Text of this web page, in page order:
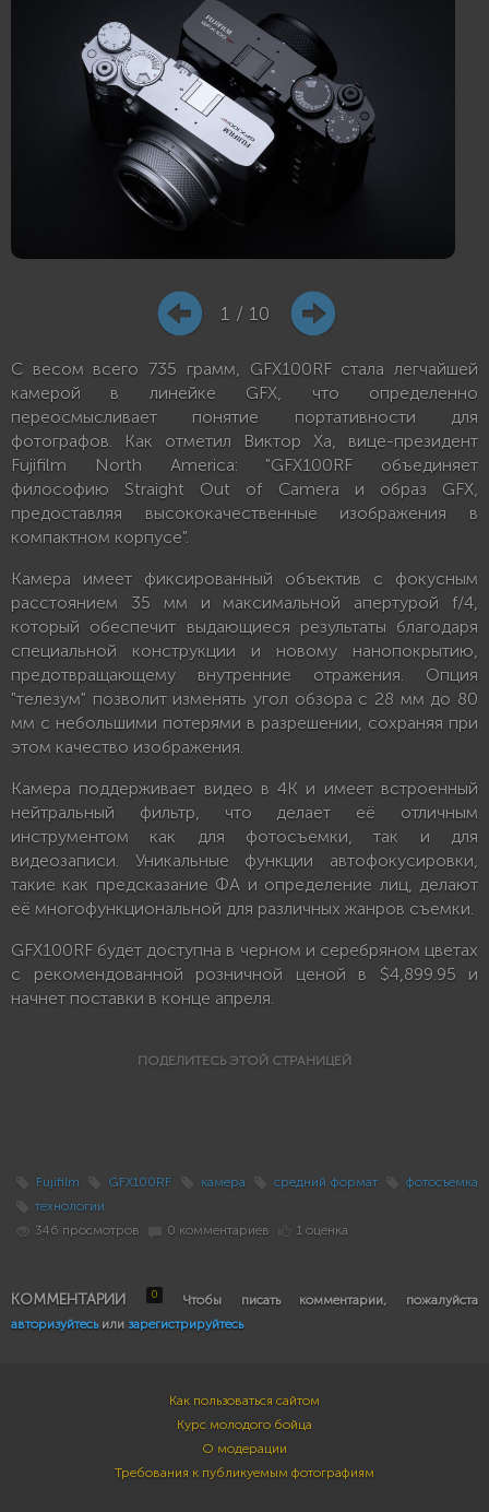
1 / 10
С весом всего 735 грамм, GFX100RF стала легчайшей
камерой в линейке GFX, что определенно
переосмысливает понятие портативности для
фотографов. Как отметил Виктор Ха, вице-президент
Fujifilm North America: "GFX100RF объединяет
философию Straight Out of Camera и образ GFX,
предоставляя высококачественные изображения в
компактном корпусе".
Камера имеет фиксированный объектив с фокусным
расстоянием 35 мм и максимальной апертурой f/4,
который обеспечит выдающиеся результаты благодаря
специальной конструкции и новому нанопокрытию,
предотвращающему внутренние отражения. Опция
"телезум" позволит изменять угол обзора с 28 мм до 80
мм с небольшими потерями в разрешении, сохраняя при
этом качество изображения.
Камера поддерживает видео в 4K и имеет встроенный
нейтральный фильтр, что делает её отличным
инструментом как для фотосъемки, так и для
видеозаписи. Уникальные функции автофокусировки,
такие как предсказание ФА и определение лиц, делают
её многофункциональной для различных жанров съемки.
GFX100RF будет доступна в черном и серебряном цветах
с рекомендованной розничной ценой в $4,899.95 и
начнет поставки в конце апреля.
ПОДЕЛИТЕСЬ ЭТОЙ СТРАНИЦЕЙ
Fujifilm GFX100RF камера средний формат
фотосъемка
технологии
346 просмотров
0 комментариев 1 оценка
КОММЕНТАРИИ 0
Чтобы писать комментарии, пожалуйста
авторизуйтесьили зарегистрируйтесь
Как пользоваться сайтом
Курс молодого бойца
О модерации
Требования к публикуемым фотографиям